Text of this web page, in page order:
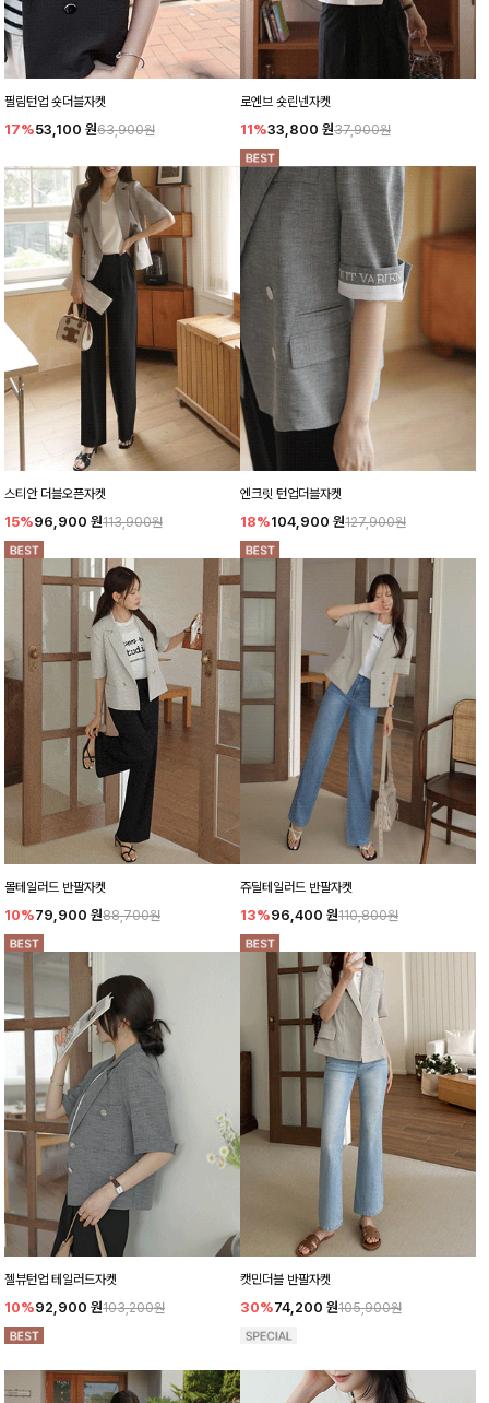
필림턴업 숏더블자켓
17%53,100 원63,900원
로엔브 숏린넨자켓
11%33,800 원37,900원
스티안 더블오픈자켓
15%96,900 원113,900원
엔크릿 턴업더블자켓
18%104,900 원127,900원
몰테일러드 반팔자켓
10%79,900 원88,700원
쥬딜테일러드 반팔자켓
13%96,400 원110,800원
젤뷰턴업 테일러드자켓
10%92,900 원103,200원
캣민더블 반팔자켓
30%74,200 원105,900원